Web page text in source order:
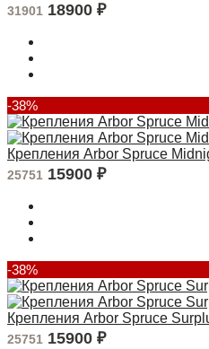
31901 18900 ₽
-38%
Крепления Arbor Spruce
25751 15900 ₽
-38%
Крепления Arbor Spruce
25751 15900 ₽